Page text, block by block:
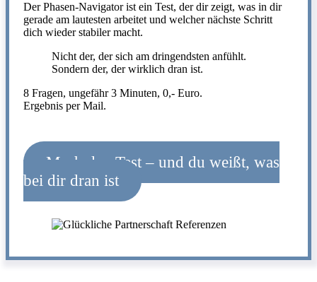
Der Phasen-Navigator ist ein Test, der dir zeigt, was in dir
gerade am lautesten arbeitet und welcher nächste Schritt
dich wieder stabiler macht.
Nicht der, der sich am dringendsten anfühlt.
Sondern der, der wirklich dran ist.
8 Fragen, ungefähr 3 Minuten, 0,- Euro.
Ergebnis per Mail.
Mach den Test – und du weißt, was
bei dir dran ist